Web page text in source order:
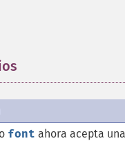
font ahora acepta